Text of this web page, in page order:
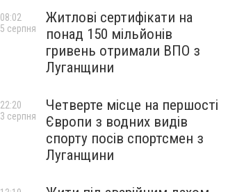
Житлові сертифікати на
понад 150 мільйонів
гривень отримали ВПО з
Луганщини
08:02
5 серпня
Четверте місце на першості
Європи з водних видів
спорту посів спортсмен з
Луганщини
22:20
3 серпня